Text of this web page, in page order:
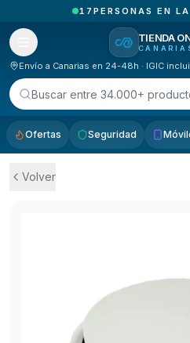
PEDIDOS
TIENDA
Envío a Canarias en 24-48h · IGIC
Buscar entre 34.000+
Ofertas Seguridad
Volver